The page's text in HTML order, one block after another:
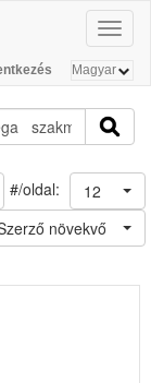
#/oldal: 12
növekvő